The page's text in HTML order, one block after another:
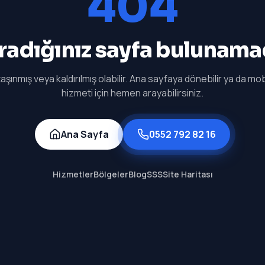
sayfa
veya kaldırılmış olabilir. Ana sayfaya dönebilir ya da
hizmeti için hemen arayabilirsiniz.
Ana Sayfa 0552 792 82 16
HizmetlerBölgelerBlogSSSSite Haritası